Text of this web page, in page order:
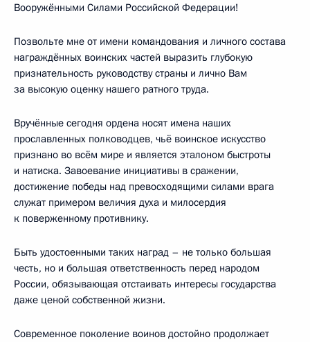
Вооружёнными Силами Российской Федерации!
Позвольте мне от имени командования и личного состава
награждённых воинских частей выразить глубокую
признательность руководству страны и лично Вам
за высокую оценку нашего ратного труда.
Вручённые сегодня ордена носят имена наших
прославленных полководцев, чьё воинское искусство
признано во всём мире и является эталоном быстроты
и натиска. Завоевание инициативы в сражении,
достижение победы над превосходящими силами врага
служат примером величия духа и милосердия
к поверженному противнику.
Быть удостоенными таких наград – не только большая
честь, но и большая ответственность перед народом
России, обязывающая отстаивать интересы государства
даже ценой собственной жизни.
Современное поколение воинов достойно продолжает